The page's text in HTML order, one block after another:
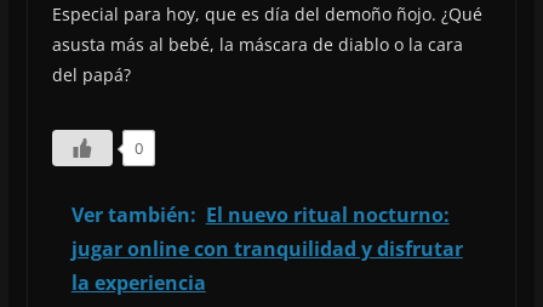
Especial para hoy, que es día del demoño ñojo. ¿Qué
asusta más al bebé, la máscara de diablo o la cara
del papá?
0
Ver también: El nuevo ritual nocturno:
jugar online con tranquilidad y disfrutar
la experiencia